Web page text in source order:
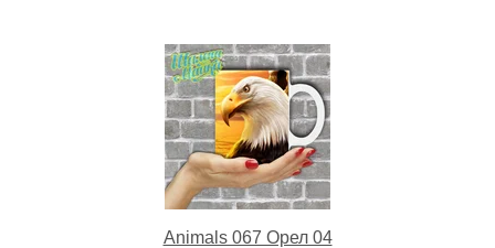
Animals 067 Орел 04